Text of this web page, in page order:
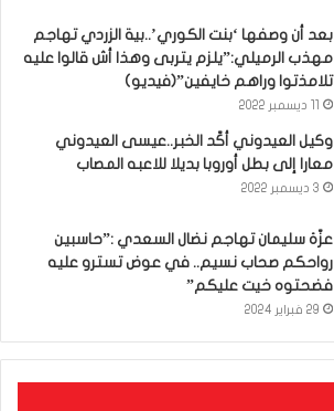
بعد أن وصفها ‘بنت الكوري’..بية الزردي تهاجم
مهذب الرميلي:”يلزم يتربى وهذا أش قالوا عليه
تلامذتوا وراهم خايفين”(فيديو)
وكيل العيدوني أكّد الخبر..عيسى العيدوني
معارا إلى بطل أوروبا بديلا للاعبه المصاب
3 ديسمبر 2022
عزّة سليمان تهاجم نضال السعدي :”حاسبين
رواحكم صحاب نسيم.. في عوض تسترو عليه
فضحتوه خيت عليكم”
29 فبراير 2024